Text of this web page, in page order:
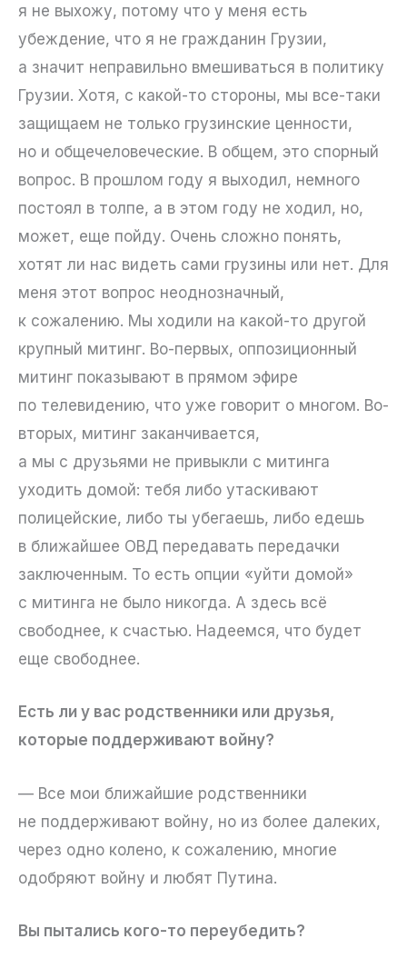
я не выхожу, потому что у меня есть
убеждение, что я не гражданин Грузии,
а значит неправильно вмешиваться в политику
Грузии. Хотя, с какой-то стороны, мы все-таки
защищаем не только грузинские ценности,
но и общечеловеческие. В общем, это спорный
вопрос. В прошлом году я выходил, немного
постоял в толпе, а в этом году не ходил, но,
может, еще пойду. Очень сложно понять,
хотят ли нас видеть сами грузины или нет. Для
меня этот вопрос неоднозначный,
к сожалению. Мы ходили на какой-то другой
крупный митинг. Во-первых, оппозиционный
митинг показывают в прямом эфире
по телевидению, что уже говорит о многом. Во-
вторых, митинг заканчивается,
а мы с друзьями не привыкли с митинга
уходить домой: тебя либо утаскивают
полицейские, либо ты убегаешь, либо едешь
в ближайшее ОВД передавать передачки
заключенным. То есть опции «уйти домой»
с митинга не было никогда. А здесь всё
свободнее, к счастью. Надеемся, что будет
еще свободнее.
Есть ли у вас родственники или друзья,
которые поддерживают войну?
— Все мои ближайшие родственники
не поддерживают войну, но из более далеких,
через одно колено, к сожалению, многие
одобряют войну и любят Путина.
Вы пытались кого-то переубедить?